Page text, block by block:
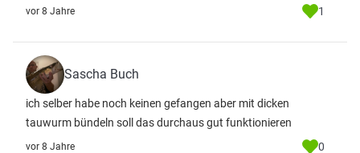
vor 8 Jahre 1
Sascha Buch
ich selber habe noch keinen gefangen aber mit dicken
tauwurm bündeln soll das durchaus gut funktionieren
vor 8 Jahre 0